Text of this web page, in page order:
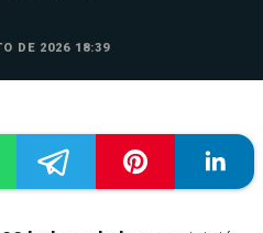
DE 2026 18:39